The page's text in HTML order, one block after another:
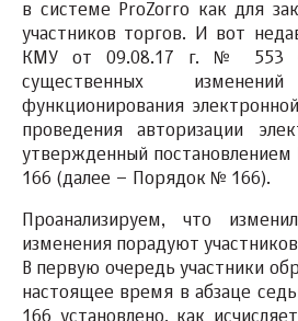
в системе ProZorro как для
участников торгов. И вот
КМУ от 09.08.17 г. № 553
существенных
функционирования
проведения авторизации
утвержденный
166 (далее – Порядок № 166).
Проанализируем, что
изменения порадуют
В первую очередь участники
настоящее время в абзаце
166 установлено, как